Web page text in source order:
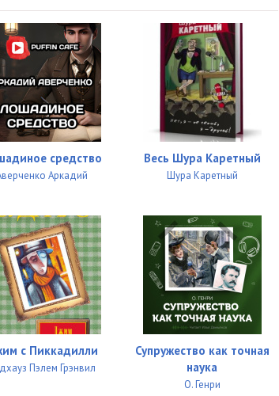
средство
Аркадий
Весь Шура Каретный
Шура Каретный
с Пиккадилли
Пэлем Грэнвил
Супружество как точная
наука
О. Генри